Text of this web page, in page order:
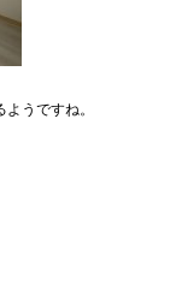
うですね。